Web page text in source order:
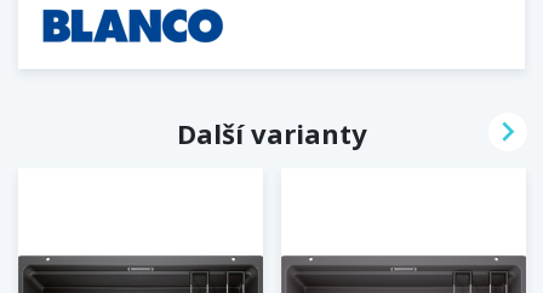
Další varianty 